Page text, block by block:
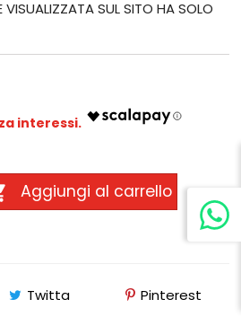
VISUALIZZATA SUL SITO HA SOLO
Aggiungi al carrello
Twitta Pinterest